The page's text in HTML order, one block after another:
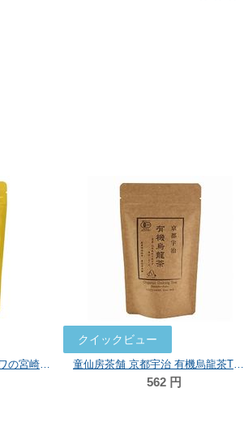
オーサワジャパン オーサワの宮崎産有機烏龍茶 60g
クイックビュー
童仙房茶舗 京都宇治 有機烏龍茶TB 24g（2g×12）
562 円